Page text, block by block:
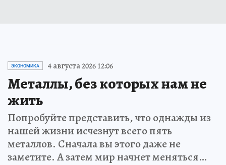
ЭКОНОМИКА 4 августа 2026 12:06
Металлы, без которых нам не
жить
Попробуйте представить, что однажды из
нашей жизни исчезнут всего пять
металлов. Сначала вы этого даже не
заметите. А затем мир начнет меняться…